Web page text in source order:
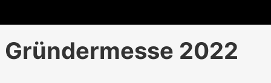
Gründermesse 2022